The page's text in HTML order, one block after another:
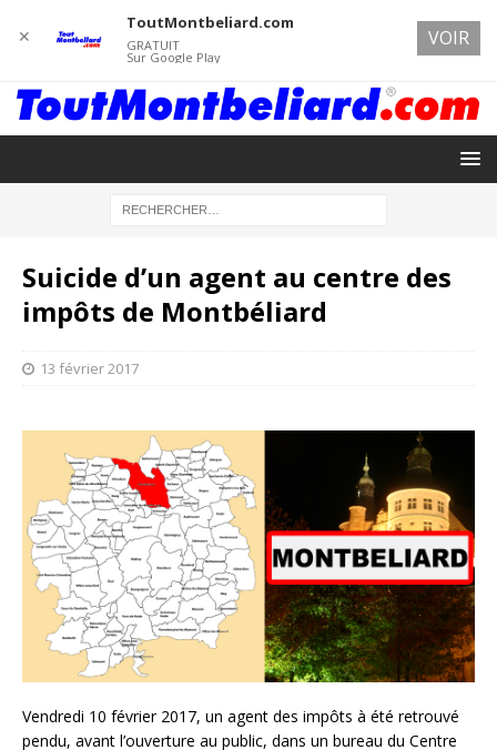
Suicide d’un agent au centre des
impôts de Montbéliard
13 février 2017
Vendredi 10 février 2017, un agent des impôts à été retrouvé
pendu, avant l’ouverture au public, dans un bureau du Centre
✕
ToutMontbeliard.com
GRATUIT
Sur Google Play
VOIR